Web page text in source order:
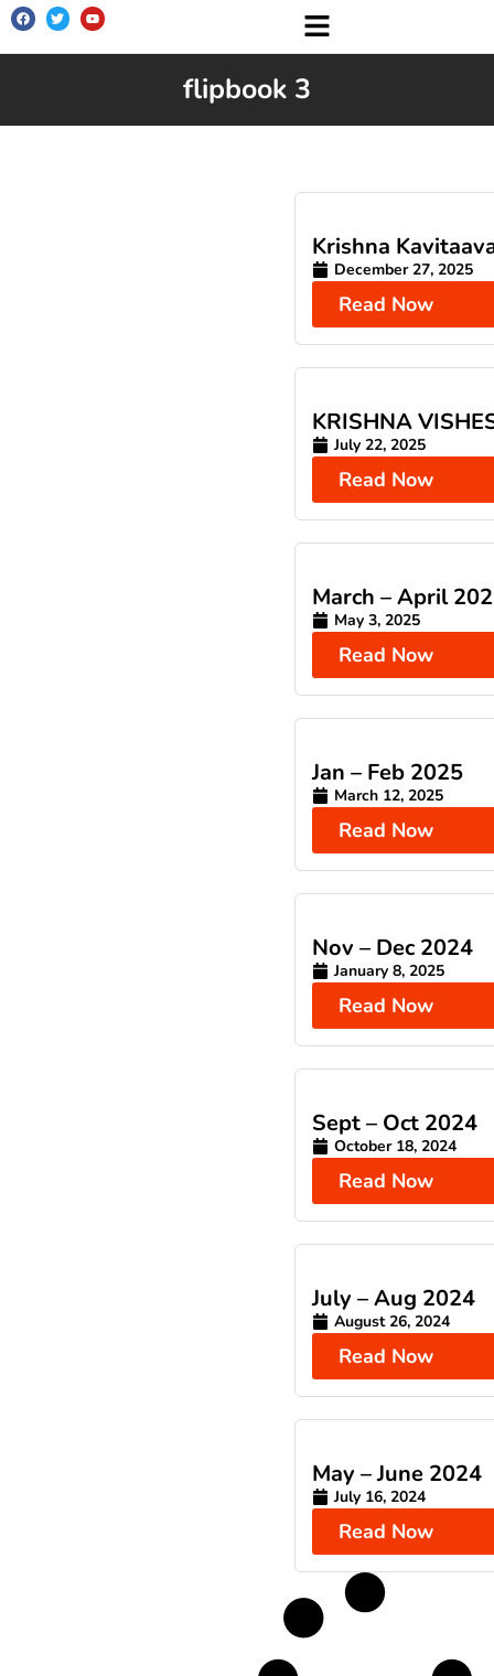
flipbook 3
Krishna
December 27, 2025
Read Now
KRISHNA
July 22, 2025
Read Now
March – April
May 3, 2025
Read Now
Jan – Feb 2025
March 12, 2025
Read Now
Nov – Dec 2024
January 8, 2025
Read Now
Sept – Oct 2024
October 18, 2024
Read Now
July – Aug 2024
August 26, 2024
Read Now
May – June 2024
July 16, 2024
Read Now